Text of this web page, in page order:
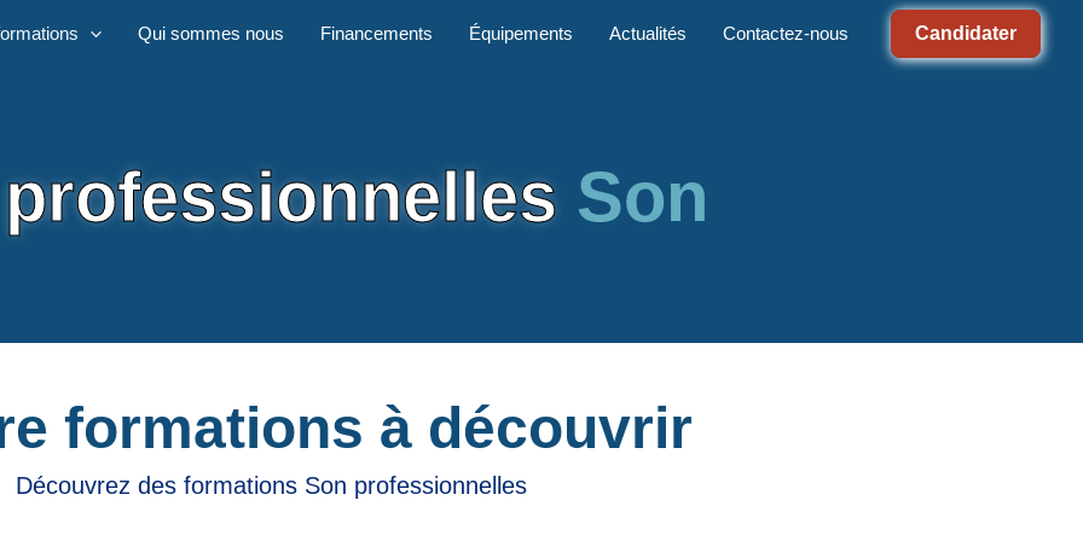
Qui sommes nous Financements Équipements Actualités Contactez-nous Candidater
Son
formations à découvrir
Découvrez des formations Son professionnelles